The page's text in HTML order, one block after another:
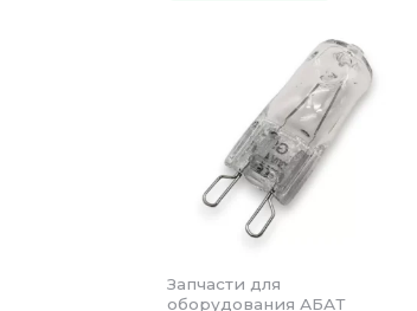
Запчасти для
оборудования АБАТ